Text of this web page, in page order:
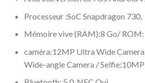
Processeur :SoC Snapdragon 730,
Mémoire vive (RAM):8 Go/ ROM:
caméra:12MP Ultra Wide
Wide-angle Camera /